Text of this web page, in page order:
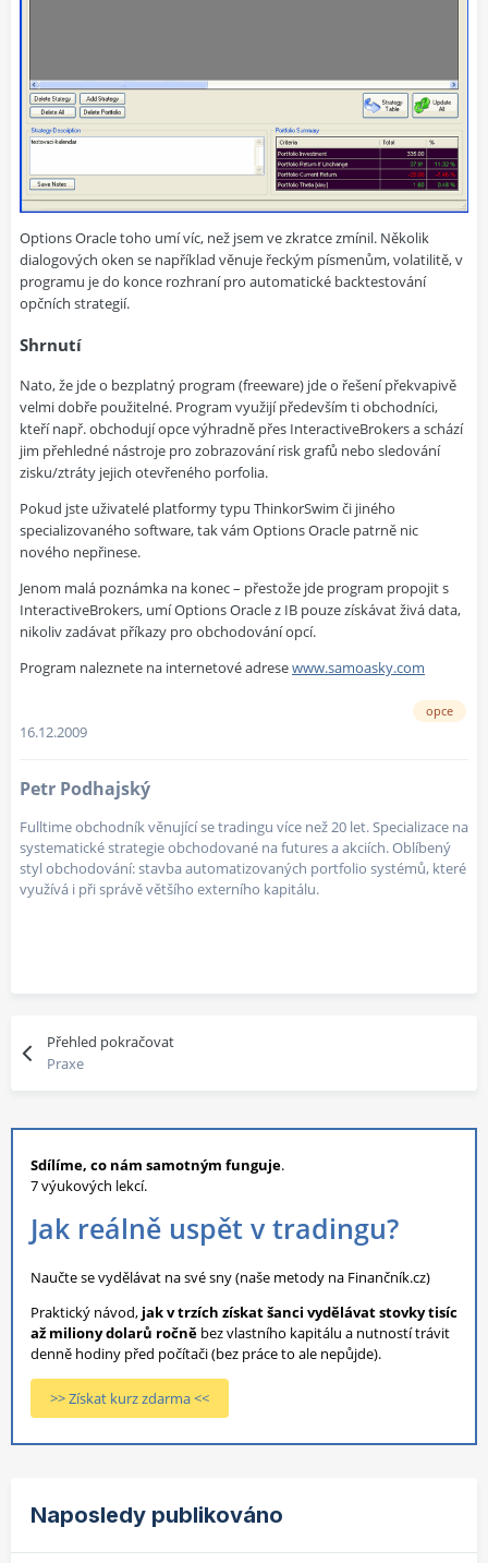
Options Oracle toho umí víc, než jsem ve zkratce zmínil. Několik
dialogových oken se například věnuje řeckým písmenům, volatilitě, v
programu je do konce rozhraní pro automatické backtestování
opčních strategií.
Shrnutí
Nato, že jde o bezplatný program (freeware) jde o řešení překvapivě
velmi dobře použitelné. Program využijí především ti obchodníci,
kteří např. obchodují opce výhradně přes InteractiveBrokers a schází
jim přehledné nástroje pro zobrazování risk grafů nebo sledování
zisku/ztráty jejich otevřeného porfolia.
Pokud jste uživatelé platformy typu ThinkorSwim či jiného
specializovaného software, tak vám Options Oracle patrně nic
nového nepřinese.
Jenom malá poznámka na konec – přestože jde program propojit s
InteractiveBrokers, umí Options Oracle z IB pouze získávat živá data,
nikoliv zadávat příkazy pro obchodování opcí.
Program naleznete na internetové adresewww.samoasky.com
opce
16.12.2009
Petr Podhajský
Fulltime obchodník věnující se tradingu více než 20 let. Specializace na
systematické strategie obchodované na futures a akciích. Oblíbený
styl obchodování: stavba automatizovaných portfolio systémů, které
využívá i při správě většího externího kapitálu.
Přehled pokračovat
Praxe
Sdílíme, co nám samotným funguje.
7 výukových lekcí.
Jak reálně uspět v tradingu?
Naučte se vydělávat na své sny (naše metody na Finančník.cz)
Praktický návod, jak v trzích získat šanci vydělávat stovky tisíc
až miliony dolarů ročně bez vlastního kapitálu a nutností trávit
denně hodiny před počítači (bez práce to ale nepůjde).
>> Získat kurz zdarma <<
Naposledy publikováno